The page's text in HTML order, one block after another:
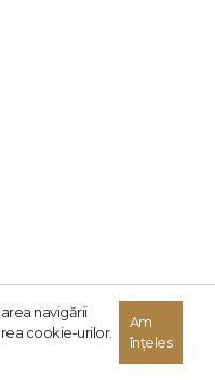
navigării
cookie-urilor.
Am
înțeles